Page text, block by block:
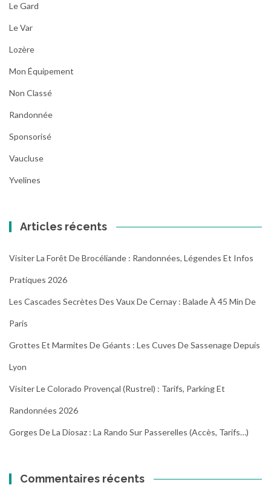
Le Gard
Le Var
Lozère
Mon Équipement
Non Classé
Randonnée
Sponsorisé
Vaucluse
Yvelines
Articles récents
Visiter La Forêt De Brocéliande : Randonnées, Légendes Et Infos
Pratiques 2026
Les Cascades Secrètes Des Vaux De Cernay : Balade À 45 Min De
Paris
Grottes Et Marmites De Géants : Les Cuves De Sassenage Depuis
Lyon
Visiter Le Colorado Provençal (Rustrel) : Tarifs, Parking Et
Randonnées 2026
Gorges De La Diosaz : La Rando Sur Passerelles (Accès, Tarifs…)
Commentaires récents